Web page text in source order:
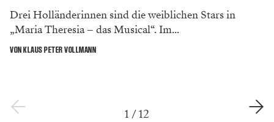
Drei Holländerinnen sind die weiblichen Stars in
„Maria Theresia – das Musical“. Im...
VON KLAUS PETER VOLLMANN
1 /12